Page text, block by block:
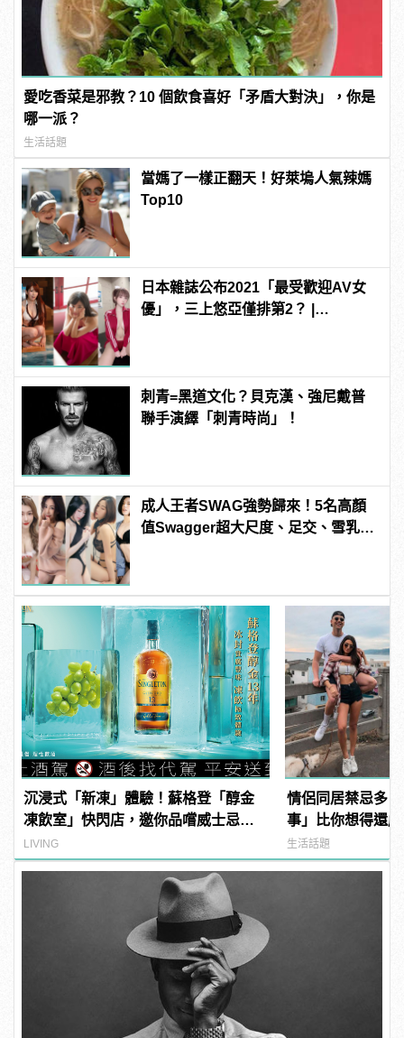
愛吃香菜是邪教？10 個飲食喜好「矛盾大對決」，你是
哪一派？
生活話題
當媽了一樣正翻天！好萊塢人氣辣媽
Top10
日本雜誌公布2021「最受歡迎AV女
優」，三上悠亞僅排第2？ |
刺青=黑道文化？貝克漢、強尼戴普
聯手演繹「刺青時尚」！
成人王者SWAG強勢歸來！5名高顏
值Swagger超大尺度、足交、雪乳、
沉浸式「新凍」體驗！蘇格登「醇金
凍飲室」快閃店，邀你品嚐威士忌凍
飲滋味
LIVING
情侶同居禁忌多
事」比你想得還
生活話題